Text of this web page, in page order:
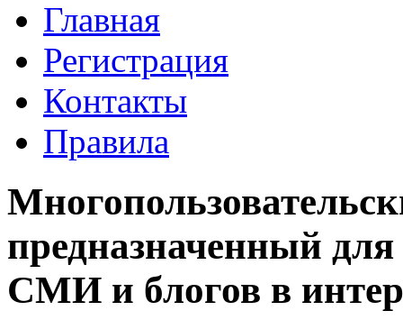
Главная
Регистрация
Контакты
Правила
предназначенный
СМИ и блогов в